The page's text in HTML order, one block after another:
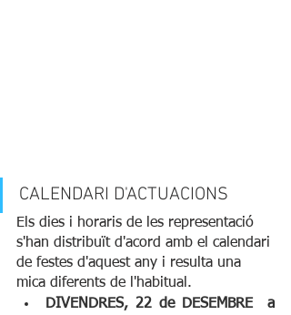
CALENDARI D'ACTUACIONS
Els dies i horaris de les representació
s'han distribuït d'acord amb el calendari
de festes d'aquest any i resulta una
mica diferents de l'habitual.
DIVENDRES, 22 de DESEMBRE  a